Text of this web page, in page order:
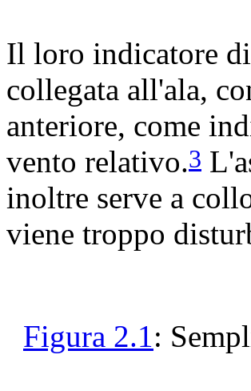
Il loro indicatore
collegata all'ala,
anteriore, come
vento relativo.3
inoltre serve a
viene troppo
Figura 2.1: